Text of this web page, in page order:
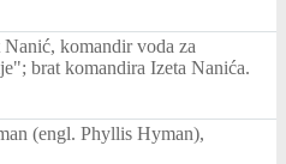
komandir voda za
brat komandira Izeta Nanića.
(engl. Phyllis Hyman),